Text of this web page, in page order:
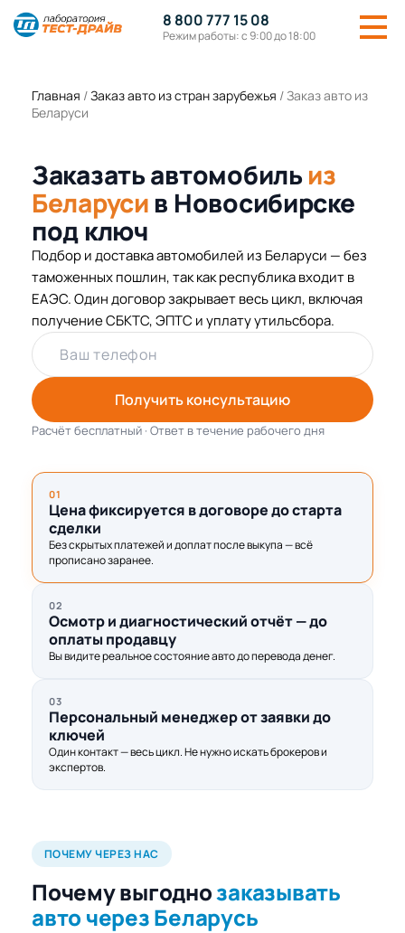
8 800 777 15 08
Режим работы: с 9:00 до 18:00
Главная /Заказ авто из стран зарубежья /Заказ авто из
Беларуси
Заказать автомобиль из
Беларуси в Новосибирске
под ключ
Подбор и доставка автомобилей из Беларуси — без
таможенных пошлин, так как республика входит в
ЕАЭС. Один договор закрывает весь цикл, включая
получение СБКТС, ЭПТС и уплату утильсбора.
Ваш телефон
Получить консультацию
Расчёт бесплатный · Ответ в течение рабочего дня
01
Цена фиксируется в договоре до старта
сделки
Без скрытых платежей и доплат после выкупа — всё
прописано заранее.
02
Осмотр и диагностический отчёт — до
оплаты продавцу
Вы видите реальное состояние авто до перевода денег.
03
Персональный менеджер от заявки до
ключей
Один контакт — весь цикл. Не нужно искать брокеров и
экспертов.
ПОЧЕМУ ЧЕРЕЗ НАС
Почему выгоднозаказывать
авто через Беларусь